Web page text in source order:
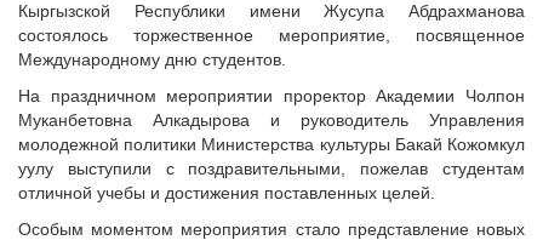
Кыргызской Республики имени Жусупа Абдрахманова
состоялось торжественное мероприятие, посвященное
Международному дню студентов.
На праздничном мероприятии проректор Академии Чолпон
Муканбетовна Алкадырова и руководитель Управления
молодежной политики Министерства культуры Бакай Кожомкул
уулу выступили с поздравительными, пожелав студентам
отличной учебы и достижения поставленных целей.
Особым моментом мероприятия стало представление новых